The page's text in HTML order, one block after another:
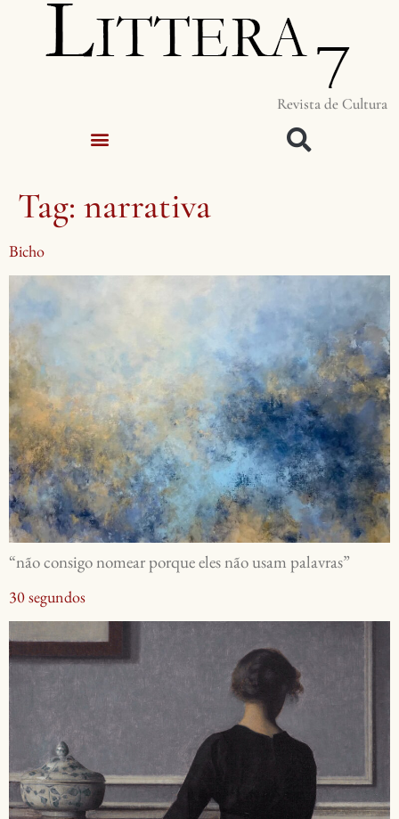
Revista de Cultura
Tag: narrativa
Bicho
“não consigo nomear porque eles não usam palavras”
30 segundos